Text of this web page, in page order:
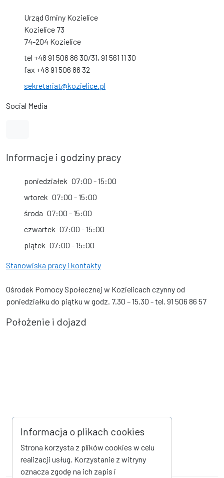
Urząd Gminy Kozielice
Kozielice 73
74-204 Kozielice
tel +48 91 506 86 30/31, 91 561 11 30
fax +48 91 506 86 32
sekretariat@kozielice.pl
Social Media
Informacje i godziny pracy
poniedziałek 07:00 - 15:00
wtorek 07:00 - 15:00
środa 07:00 - 15:00
czwartek 07:00 - 15:00
piątek 07:00 - 15:00
Stanowiska pracy i kontakty
Ośrodek Pomocy Społecznej w Kozielicach czynny od
poniedziałku do piątku w godz. 7.30 – 15.30 - tel. 91 506 86 57
Położenie i dojazd
Informacja o plikach cookies
Strona korzysta z plików cookies w celu
realizacji usług. Korzystanie z witryny
oznacza zgodę na ich zapis i